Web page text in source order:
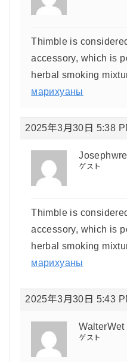
Thimble is
accessory, which is
herbal smoking
марихуаны
2025年3月30日 5:38
ゲスト
Thimble is
accessory, which is
herbal smoking
марихуаны
2025年3月30日 5:43
WalterWet
ゲスト